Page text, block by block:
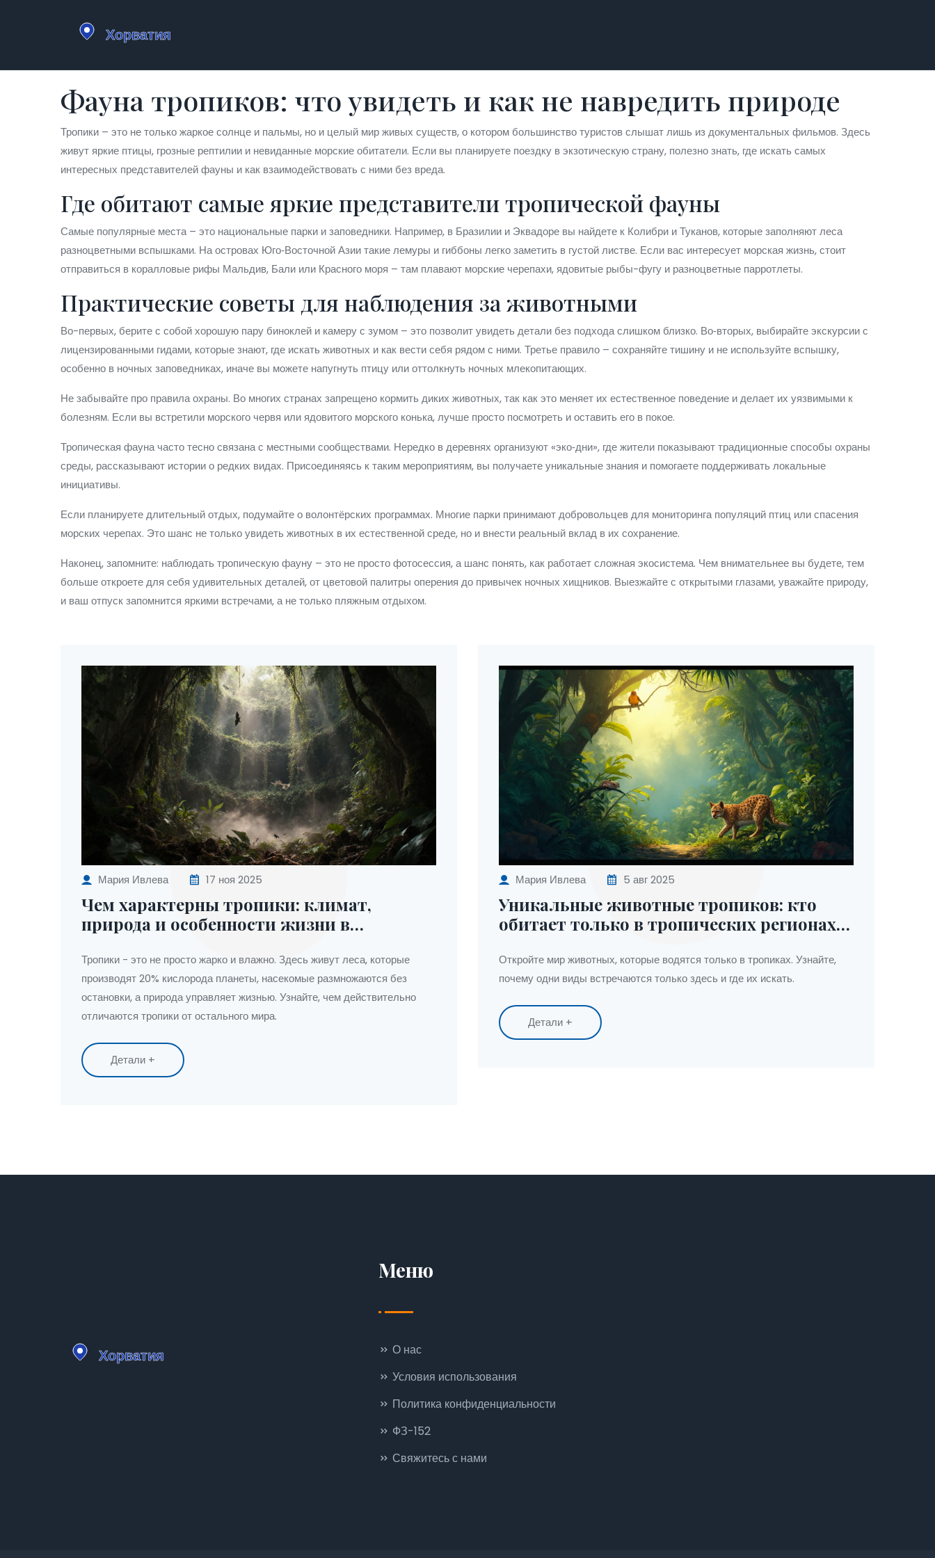
Фауна тропиков: что увидеть и как не навредить природе
Тропики – это не только жаркое солнце и пальмы, но и целый мир живых существ, о котором большинство туристов слышат лишь из документальных фильмов. Здесь
живут яркие птицы, грозные рептилии и невиданные морские обитатели. Если вы планируете поездку в экзотическую страну, полезно знать, где искать самых
интересных представителей фауны и как взаимодействовать с ними без вреда.
Где обитают самые яркие представители тропической фауны
Самые популярные места – это национальные парки и заповедники. Например, в Бразилии и Эквадоре вы найдете к Колибри и Туканов, которые заполняют леса
разноцветными вспышками. На островах Юго‑Восточной Азии такие лемуры и гиббоны легко заметить в густой листве. Если вас интересует морская жизнь, стоит
отправиться в коралловые рифы Мальдив, Бали или Красного моря – там плавают морские черепахи, ядовитые рыбы-фугу и разноцветные парротлеты.
Практические советы для наблюдения за животными
Во-первых, берите с собой хорошую пару биноклей и камеру с зумом – это позволит увидеть детали без подхода слишком близко. Во‑вторых, выбирайте экскурсии с
лицензированными гидами, которые знают, где искать животных и как вести себя рядом с ними. Третье правило – сохраняйте тишину и не используйте вспышку,
особенно в ночных заповедниках, иначе вы можете напугнуть птицу или оттолкнуть ночных млекопитающих.
Не забывайте про правила охраны. Во многих странах запрещено кормить диких животных, так как это меняет их естественное поведение и делает их уязвимыми к
болезням. Если вы встретили морского червя или ядовитого морского конька, лучше просто посмотреть и оставить его в покое.
Тропическая фауна часто тесно связана с местными сообществами. Нередко в деревнях организуют «эко‑дни», где жители показывают традиционные способы охраны
среды, рассказывают истории о редких видах. Присоединяясь к таким мероприятиям, вы получаете уникальные знания и помогаете поддерживать локальные
инициативы.
Если планируете длительный отдых, подумайте о волонтёрских программах. Многие парки принимают добровольцев для мониторинга популяций птиц или спасения
морских черепах. Это шанс не только увидеть животных в их естественной среде, но и внести реальный вклад в их сохранение.
Наконец, запомните: наблюдать тропическую фауну – это не просто фотосессия, а шанс понять, как работает сложная экосистема. Чем внимательнее вы будете, тем
больше откроете для себя удивительных деталей, от цветовой палитры оперения до привычек ночных хищников. Выезжайте с открытыми глазами, уважайте природу,
и ваш отпуск запомнится яркими встречами, а не только пляжным отдыхом.
Мария Ивлева 17 ноя 2025
Чем характерны тропики: климат,
природа и особенности жизни в
Тропики - это не просто жарко и влажно. Здесь живут леса, которые
производят 20% кислорода планеты, насекомые размножаются без
остановки, а природа управляет жизнью. Узнайте, чем действительно
отличаются тропики от остального мира.
Детали +
Мария Ивлева 5 авг 2025
Уникальные животные тропиков: кто
обитает только в тропических регионах
Откройте мир животных, которые водятся только в тропиках. Узнайте,
почему одни виды встречаются только здесь и где их искать.
Детали +
Меню
О нас
Условия использования
Политика конфиденциальности
ФЗ-152
Свяжитесь с нами